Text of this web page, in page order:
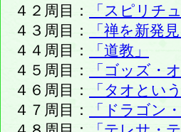
４２周目：
「スピリチ
４３周目：
「禅を新発
４４周目：
「道教」
４５周目：
「ゴッズ・
４６周目：
「タオとい
４７周目：
「ドラゴン